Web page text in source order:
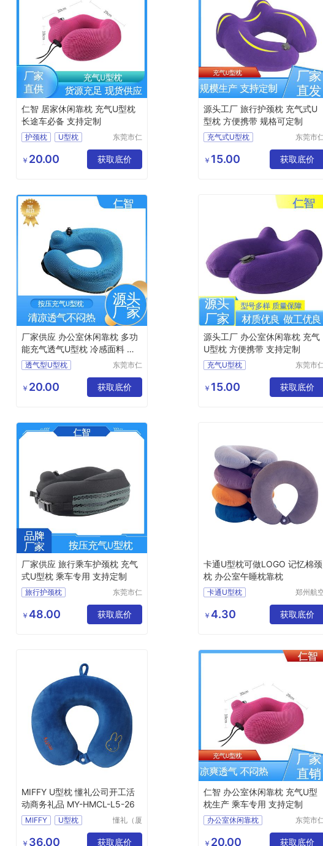
仁智 居家休闲靠枕 充气U型枕
长途车必备 支持定制
护颈枕
U型枕
办公室休闲靠枕
东莞市仁
技有限公
司
￥ 20.00 获取底价
源头工厂 旅行护颈枕 充气式U
型枕 方便携带 规格可定制
充气式U型枕
旅行乘车护颈枕
东莞市
技有限公
司
￥ 15.00 获取底价
厂家供应 办公室休闲靠枕 多功
能充气透气U型枕 冷感面料 规
格可定制
透气型U型枕
办公室休闲靠枕
东莞市仁
技有限公
司
￥ 20.00 获取底价
源头工厂 办公室休闲靠枕 充气
U型枕 方便携带 支持定制
充气U型枕
充气U型枕生产厂家
旅行护颈枕
东莞市
技有限公
司
￥ 15.00 获取底价
厂家供应 旅行乘车护颈枕 充气
式U型枕 乘车专用 支持定制
旅行护颈枕
U型枕
透气U型枕
东莞市仁
技有限公
司
￥ 48.00 获取底价
卡通U型枕可做LOGO 记忆棉颈
枕 办公室午睡枕靠枕
卡通U型枕
郑州航
琦日用品
店
￥ 4.30 获取底价
MIFFY U型枕 懂礼公司开工活
动商务礼品 MY-HMCL-L5-26
MIFFY
U型枕
商务礼品
懂礼（厦
链有限公
￥ 36.00 获取底价
仁智 办公室休闲靠枕 充气U型
枕生产 乘车专用 支持定制
办公室休闲靠枕
透气型U型枕
东莞市
技有限公
￥ 20.00 获取底价